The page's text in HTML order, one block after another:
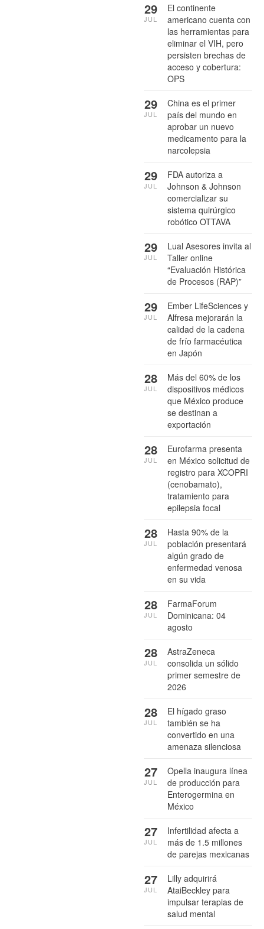
El continente
americano cuenta con
las herramientas para
eliminar el VIH, pero
persisten brechas de
acceso y cobertura:
OPS
29
JUL
China es el primer
país del mundo en
aprobar un nuevo
medicamento para la
narcolepsia
29
JUL
FDA autoriza a
Johnson & Johnson
comercializar su
sistema quirúrgico
robótico OTTAVA
29
JUL
Lual Asesores invita al
Taller online
“Evaluación Histórica
de Procesos (RAP)”
29
JUL
Ember LifeSciences y
Alfresa mejorarán la
calidad de la cadena
de frío farmacéutica
en Japón
29
JUL
Más del 60% de los
dispositivos médicos
que México produce
se destinan a
exportación
28
JUL
Eurofarma presenta
en México solicitud de
registro para XCOPRI
(cenobamato),
tratamiento para
epilepsia focal
28
JUL
Hasta 90% de la
población presentará
algún grado de
enfermedad venosa
en su vida
28
JUL
FarmaForum
Dominicana: 04
agosto
28
JUL
AstraZeneca
consolida un sólido
primer semestre de
2026
28
JUL
El hígado graso
también se ha
convertido en una
amenaza silenciosa
28
JUL
Opella inaugura línea
de producción para
Enterogermina en
México
27
JUL
Infertilidad afecta a
más de 1.5 millones
de parejas mexicanas
27
JUL
Lilly adquirirá
AtaiBeckley para
impulsar terapias de
salud mental
27
JUL